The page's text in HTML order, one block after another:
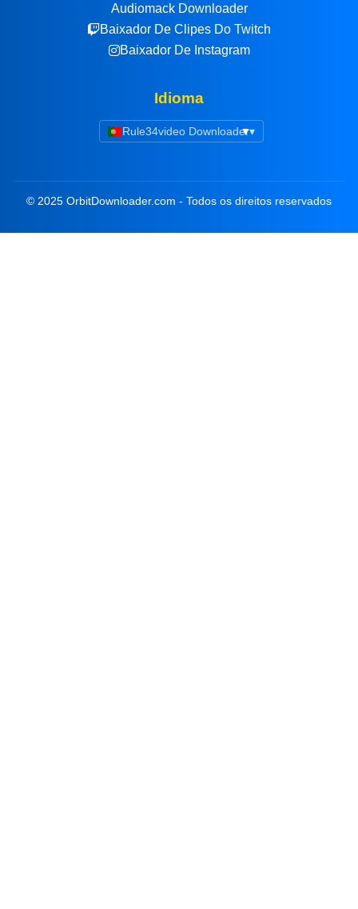
Audiomack Downloader
Baixador De Clipes Do Twitch
Baixador De Instagram
Idioma
Rule34video Downloader▾
© 2025 OrbitDownloader.com - Todos os direitos reservados